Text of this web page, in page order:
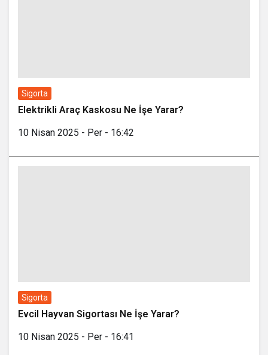
Sigorta
Elektrikli Araç Kaskosu Ne İşe Yarar?
10 Nisan 2025 - Per - 16:42
Sigorta
Evcil Hayvan Sigortası Ne İşe Yarar?
10 Nisan 2025 - Per - 16:41